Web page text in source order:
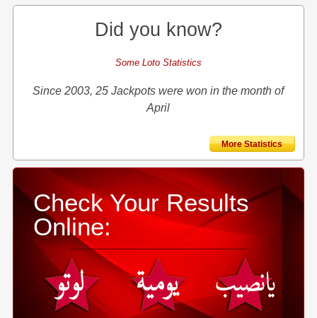
Did you know?
Some Loto Statistics
Since 2003, 25 Jackpots were won in the month of
April
More Statistics
Check Your Results
Online: